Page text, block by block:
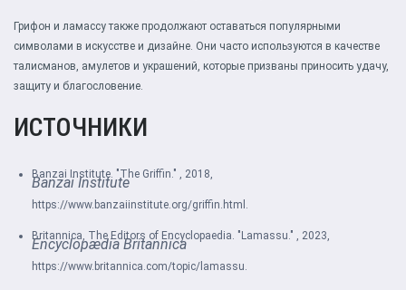
Грифон и ламассу также продолжают оставаться популярными
символами в искусстве и дизайне. Они часто используются в качестве
талисманов, амулетов и украшений, которые призваны приносить удачу,
защиту и благословение.
ИСТОЧНИКИ
Banzai Institute. "The Griffin."
Banzai Institute , 2018,
https://www.banzaiinstitute.org/griffin.html .
Britannica, The Editors of Encyclopaedia. "Lamassu."
Encyclopædia Britannica , 2023,
https://www.britannica.com/topic/lamassu.